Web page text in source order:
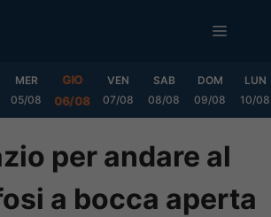
MENU
MER
05/08
GIO
06/08
VEN
07/08
SAB
08/08
DOM
09/08
LUN
10/08
per andare al
a bocca aperta